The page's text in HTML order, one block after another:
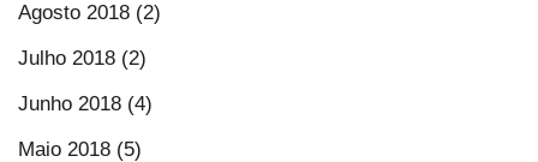
Agosto 2018 (2)
Julho 2018 (2)
Junho 2018 (4)
Maio 2018 (5)